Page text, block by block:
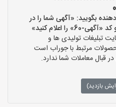
بگویید: «آگهی شما را در
را اعلام کنید»
تبلیغات تولیدی ها و
مرتبط با جوراب است
قبال معاملات شما ندارد.
بازدید)